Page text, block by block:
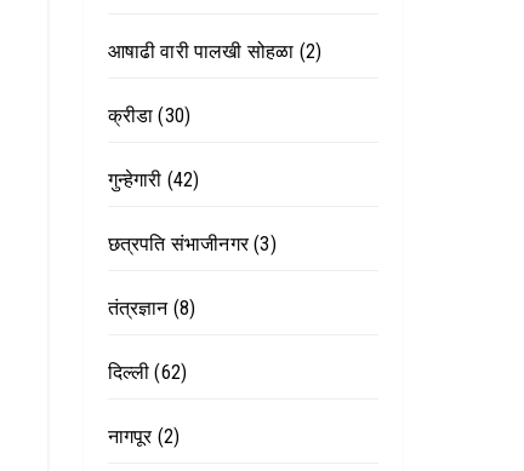
आषाढी वारी पालखी सोहळा (2)
क्रीडा (30)
गुन्हेगारी (42)
छत्रपति संभाजीनगर(3)
तंत्रज्ञान(8)
दिल्ली (62)
नागपूर(2)